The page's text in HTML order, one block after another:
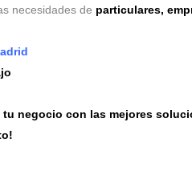
necesidades de particulares,
negocio con las mejores